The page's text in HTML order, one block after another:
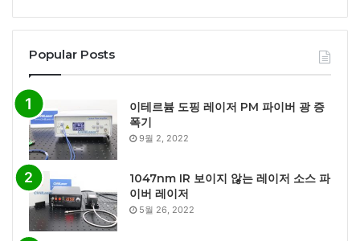
Popular Posts
이테르븀 도핑 레이저 PM 파이버 광 증
폭기
9월 2, 2022
1047nm IR 보이지 않는 레이저 소스 파
이버 레이저
5월 26, 2022